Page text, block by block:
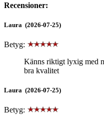
Recensioner:
Laura (2026-07-25)
Betyg:
Känns riktigt lyxig med
bra kvalitet
Laura (2026-07-25)
Betyg: